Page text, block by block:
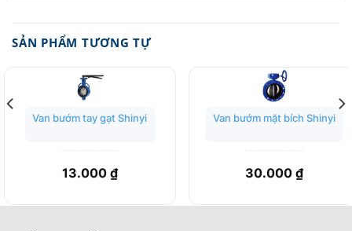
SẢN PHẨM TƯƠNG TỰ
Van bướm tay gạt Shinyi
13.000 ₫
Van bướm mặt bích Shinyi
30.000₫